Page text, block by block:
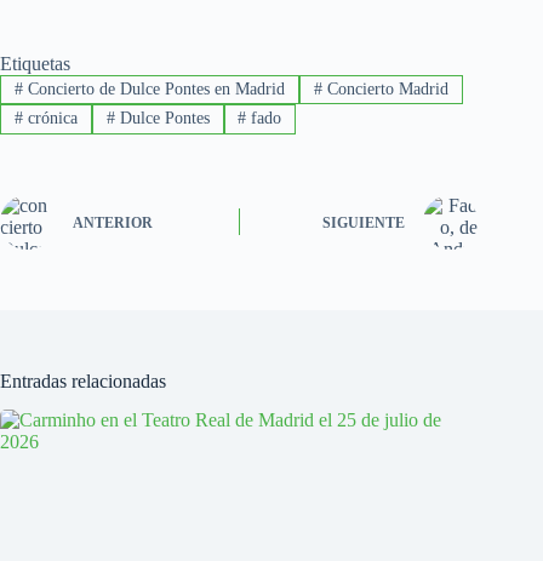
Etiquetas
#Concierto de Dulce Pontes en Madrid #Concierto Madrid
#crónica #Dulce Pontes # fado
ANTERIOR SIGUIENTE
Entradas relacionadas